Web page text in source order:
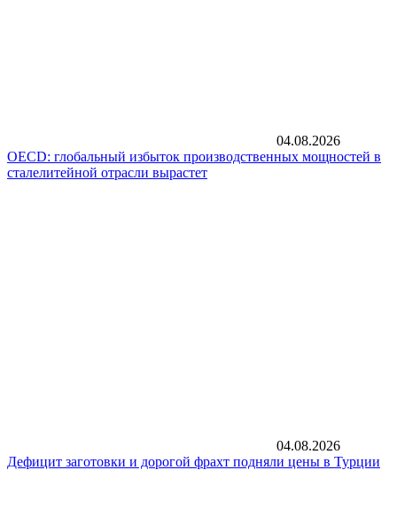
04.08.2026
OECD: глобальный избыток производственных мощностей в
сталелитейной отрасли вырастет
04.08.2026
Дефицит заготовки и дорогой фрахт подняли цены в Турции